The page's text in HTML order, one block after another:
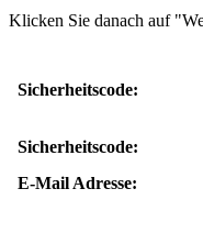
Klicken Sie danach auf
Sicherheitscode:
Sicherheitscode:
E-Mail Adresse: